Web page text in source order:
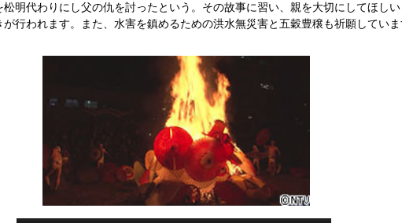
明代わりにし父の仇を討ったという。その故事に習い、親を大切にしてほし
行われます。また、水害を鎮めるための洪水無災害と五穀豊穣も祈願していま